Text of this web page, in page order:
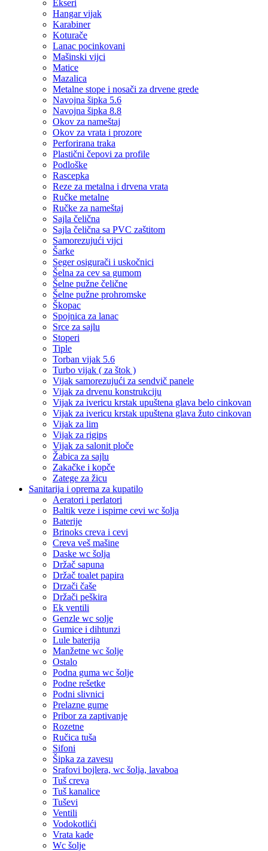
Ekseri
Hangar vijak
Karabiner
Koturače
Lanac pocinkovani
Mašinski vijci
Matice
Mazalica
Metalne stope i nosači za drvene grede
Navojna šipka 5.6
Navojna šipka 8.8
Okov za nameštaj
Okov za vrata i prozore
Perforirana traka
Plastični čepovi za profile
Podloške
Rascepka
Reze za metalna i drvena vrata
Ručke metalne
Ručke za nameštaj
Sajla čelična
Sajla čelična sa PVC zaštitom
Samorezujući vijci
Šarke
Seger osigurači i uskočnici
Šelna za cev sa gumom
Šelne pužne čelične
Šelne pužne prohromske
Škopac
Spojnica za lanac
Srce za sajlu
Stoperi
Tiple
Torban vijak 5.6
Turbo vijak ( za štok )
Vijak samorezujući za sendvič panele
Vijak za drvenu konstrukciju
Vijak za ivericu krstak upuštena glava belo cinkovan
Vijak za ivericu krstak upuštena glava žuto cinkovan
Vijak za lim
Vijak za rigips
Vijak za salonit ploče
Žabica za sajlu
Zakačke i kopče
Zatege za žicu
Sanitarija i oprema za kupatilo
Aeratori i perlatori
Baltik veze i ispirne cevi wc šolja
Baterije
Brinoks creva i cevi
Creva veš mašine
Daske wc šolja
Držač sapuna
Držač toalet papira
Drzači čaše
Držači peškira
Ek ventili
Genzle wc solje
Gumice i dihtunzi
Lule baterija
Manžetne wc šolje
Ostalo
Podna guma wc šolje
Podne rešetke
Podni slivnici
Prelazne gume
Pribor za zaptivanje
Rozetne
Ručica tuša
Sifoni
Šipka za zavesu
Srafovi bojlera, wc šolja, lavaboa
Tuš creva
Tuš kanalice
Tuševi
Ventili
Vodokotlići
Vrata kade
Wc šolje